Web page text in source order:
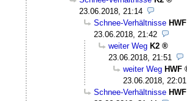
23.06.2018, 21:14
Schnee-Verhältnisse HWF
23.06.2018, 21:42
weiter Weg K2
23.06.2018, 21:51
weiter Weg HWF
23.06.2018, 22:01
Schnee-Verhältnisse HWF